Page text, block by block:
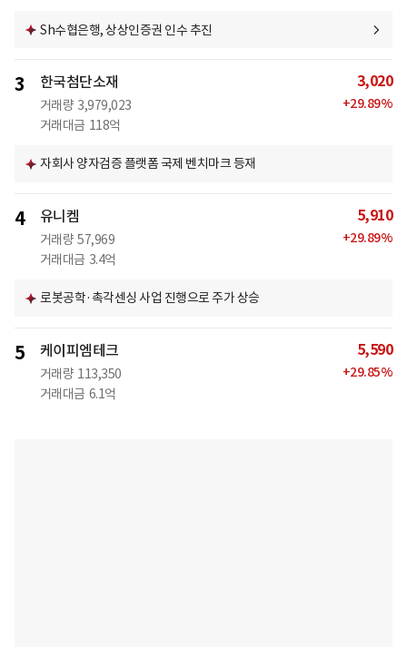
Sh수협은행, 상상인증권 인수 추진
3 한국첨단소재
거래량 3,979,023
거래대금 118억
3,020
+29.89%
자회사 양자검증 플랫폼 국제 벤치마크 등재
4 유니켐
거래량 57,969
거래대금 3.4억
5,910
+29.89%
로봇공학·촉각센싱 사업 진행으로 주가 상승
5 케이피엠테크
거래량 113,350
거래대금 6.1억
5,590
+29.85%